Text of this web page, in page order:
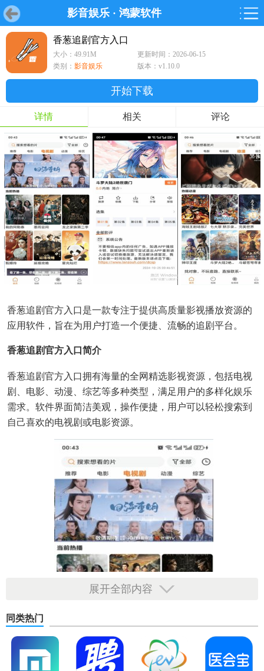
影音娱乐 · 鸿蒙软件
首页 游戏 软件
首页 游戏 软件 鸿蒙
游戏
鸿蒙
软件
专题
香葱追剧官方入口
大小：49.91M
更新时间：2026-06-15
类别： 影音娱乐 版本：v1.10.0
开始下载
详情 相关 评论
香葱追剧官方入口是一款专注于提供高质量影视播放资源的
应用软件，旨在为用户打造一个便捷、流畅的追剧平台。
香葱追剧官方入口简介
香葱追剧官方入口拥有海量的全网精选影视资源，包括电视
剧、电影、动漫、综艺等多种类型，满足用户的多样化娱乐
需求。软件界面简洁美观，操作便捷，用户可以轻松搜索到
自己喜欢的电视剧或电影资源。
展开全部内容
同类热门